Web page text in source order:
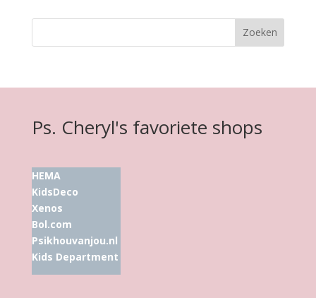
Ps. Cheryl's favoriete shops
HEMA
KidsDeco
Xenos
Bol.com
Psikhouvanjou.nl
Kids Department